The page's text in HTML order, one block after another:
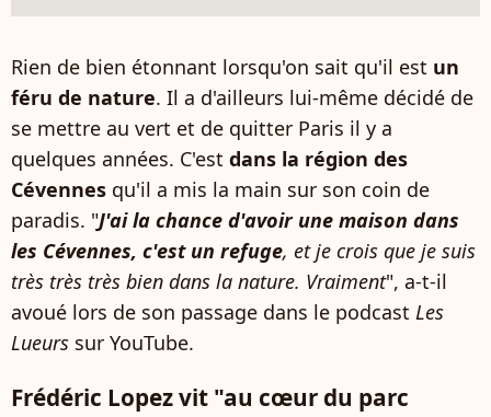
Rien de bien étonnant lorsqu'on sait qu'il est un
féru de nature. Il a d'ailleurs lui-même décidé de
se mettre au vert et de quitter Paris il y a
quelques années. C'est dans la région des
Cévennes qu'il a mis la main sur son coin de
paradis. "J'ai la chance d'avoir une maison dans
les Cévennes, c'est un refuge, et je crois que je suis
très très très bien dans la nature. Vraiment", a-t-il
avoué lors de son passage dans le podcast Les
Lueurs sur YouTube.
Frédéric Lopez vit "au cœur du parc